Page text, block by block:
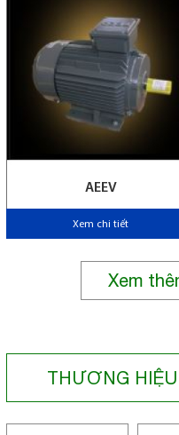
AEEV
Xem chi tiết
Xem
THƯƠNG